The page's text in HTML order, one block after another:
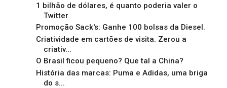
1 bilhão de dólares, é quanto poderia valer o
Twitter
Promoção Sack's: Ganhe 100 bolsas da Diesel.
Criatividade em cartões de visita. Zerou a
criativ...
O Brasil ficou pequeno? Que tal a China?
História das marcas: Puma e Adidas, uma briga
do s...